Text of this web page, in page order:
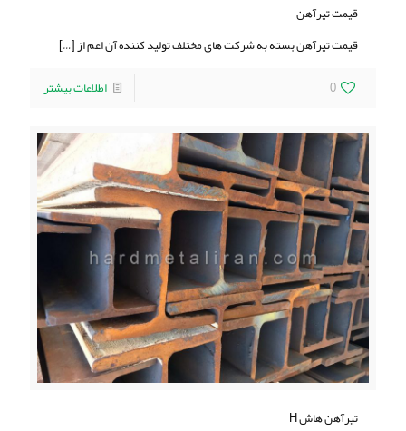
قیمت تیرآهن
قیمت تیرآهن بسته به شرکت های مختلف تولید کننده آن اعم از[…]
0
اطلاعات بیشتر
تیرآهن هاش H